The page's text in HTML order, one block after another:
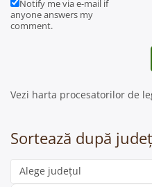
Notify me via e-mail if
anyone answers my
comment.
Vezi harta procesatorilor de
Sortează după
Categorie